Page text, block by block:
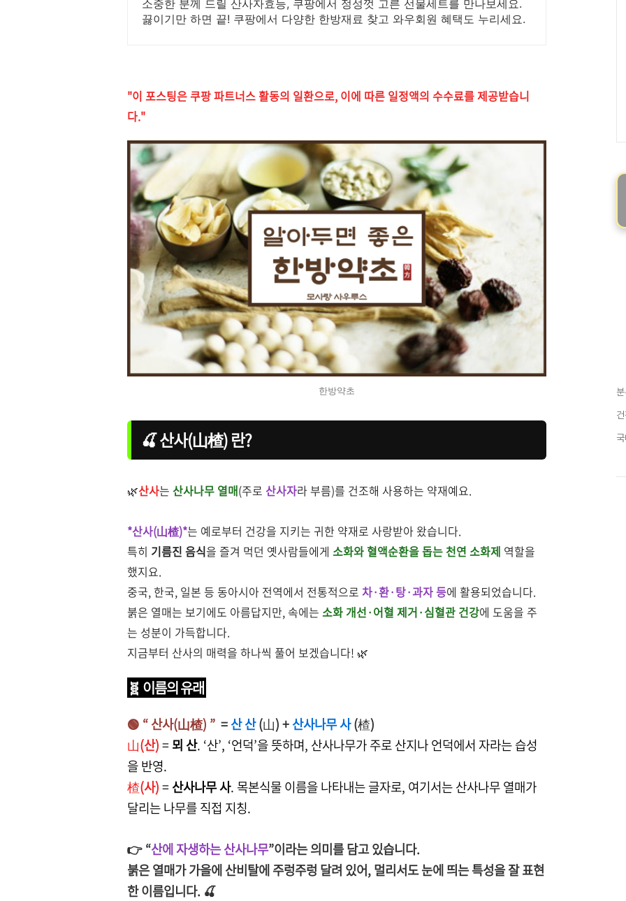
소중한 분께 드릴 산사자효능, 쿠팡에서 정성껏 고른 선물세트를 만나보세요.
끓이기만 하면 끝! 쿠팡에서 다양한 한방재료 찾고 와우회원 혜택도 누리세요.
"이 포스팅은 쿠팡 파트너스 활동의 일환으로, 이에 따른 일정액의 수수료를 제공받습니
다."
한방약초
🍒 산사(山楂) 란?
🌿산사는 산사나무 열매(주로 산사자라 부름)를 건조해 사용하는 약재예요.
*산사(山楂)*는 예로부터 건강을 지키는 귀한 약재로 사랑받아 왔습니다.
특히 기름진 음식을 즐겨 먹던 옛사람들에게 소화와 혈액순환을 돕는 천연 소화제 역할을
했지요.
중국, 한국, 일본 등 동아시아 전역에서 전통적으로 차·환·탕·과자 등에 활용되었습니다.
붉은 열매는 보기에도 아름답지만, 속에는 소화 개선·어혈 제거·심혈관 건강에 도움을 주
는 성분이 가득합니다.
지금부터 산사의 매력을 하나씩 풀어 보겠습니다! 🌿
🧬 이름의 유래
🟢 “ 산사(山楂) ” =산 산(山)+산사나무 사(楂)
山(산)=뫼 산. ‘산’, ‘언덕’을 뜻하며, 산사나무가 주로 산지나 언덕에서 자라는 습성
을 반영.
楂(사)=산사나무 사. 목본식물 이름을 나타내는 글자로, 여기서는 산사나무 열매가
달리는 나무를 직접 지칭.
👉“산에 자생하는 산사나무”이라는 의미를 담고 있습니다.
붉은 열매가 가을에 산비탈에 주렁주렁 달려 있어, 멀리서도 눈에 띄는 특성을 잘 표현
한 이름입니다. 🍒